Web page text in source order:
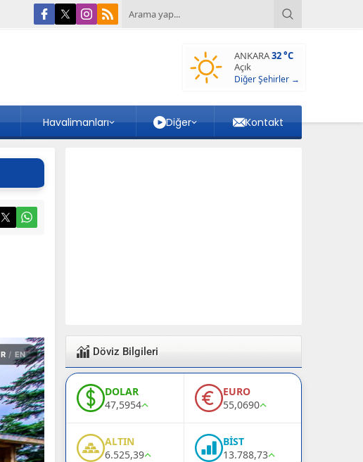
ANKARA32 °C
Açık
Diğer Şehirler →
Havalimanları Diğer Kontakt
Döviz Bilgileri
DOLAR
47,5954
EURO
55,0690
ALTIN
6.525,39
BİST
13.788,73